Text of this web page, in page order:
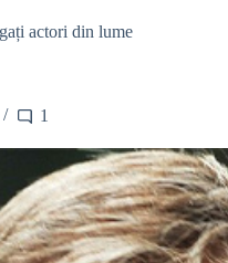
actori din lume
1